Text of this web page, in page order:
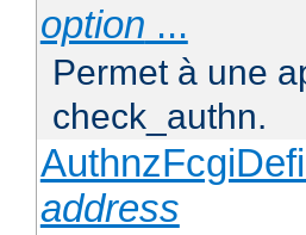
option ...
Permet à une
check_authn.
address